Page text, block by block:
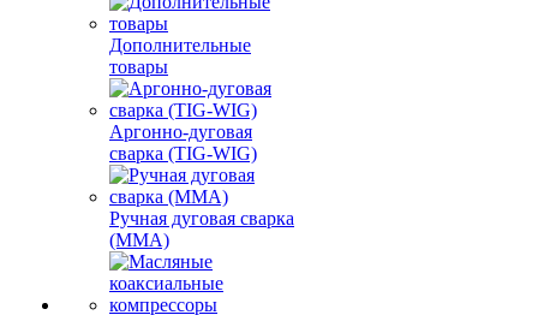
Дополнительные
товары
Аргонно-дуговая
сварка (TIG-WIG)
Ручная дуговая сварка
(MMA)